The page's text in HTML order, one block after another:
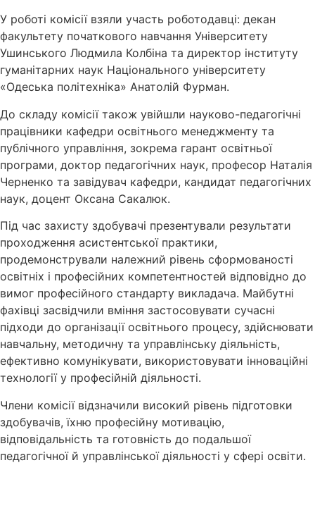
У роботі комісії взяли участь роботодавці: декан
факультету початкового навчання Університету
Ушинського Людмила Колбіна та директор інституту
гуманітарних наук Національного університету
«Одеська політехніка» Анатолій Фурман.
До складу комісії також увійшли науково-педагогічні
працівники кафедри освітнього менеджменту та
публічного управління, зокрема гарант освітньої
програми, доктор педагогічних наук, професор Наталія
Черненко та завідувач кафедри, кандидат педагогічних
наук, доцент Оксана Сакалюк.
Під час захисту здобувачі презентували результати
проходження асистентської практики,
продемонстрували належний рівень сформованості
освітніх і професійних компетентностей відповідно до
вимог професійного стандарту викладача. Майбутні
фахівці засвідчили вміння застосовувати сучасні
підходи до організації освітнього процесу, здійснювати
навчальну, методичну та управлінську діяльність,
ефективно комунікувати, використовувати інноваційні
технології у професійній діяльності.
Члени комісії відзначили високий рівень підготовки
здобувачів, їхню професійну мотивацію,
відповідальність та готовність до подальшої
педагогічної й управлінської діяльності у сфері освіти.